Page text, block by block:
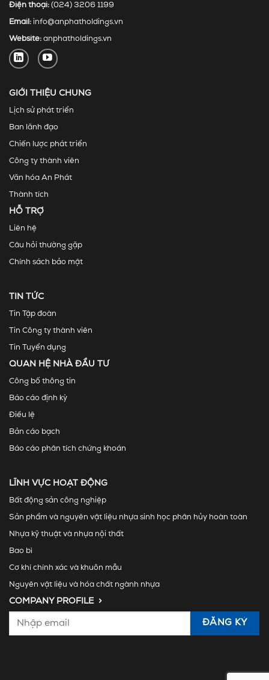
Điện thoại: (024) 3206 1199
Email: info@anphatholdings.vn
Website: anphatholdings.vn
GIỚI THIỆU CHUNG
Lịch sử phát triển
Ban lãnh đạo
Chiến lược phát triển
Công ty thành viên
Văn hóa An Phát
Thành tích
HỖ TRỢ
Liên hệ
Câu hỏi thường gặp
Chính sách bảo mật
TIN TỨC
Tin Tập đoàn
Tin Công ty thành viên
Tin Tuyển dụng
QUAN HỆ NHÀ ĐẦU TƯ
Công bố thông tin
Báo cáo định kỳ
Điều lệ
Bản cáo bạch
Báo cáo phân tích chứng khoán
LĨNH VỰC HOẠT ĐỘNG
Bất động sản công nghiệp
Sản phẩm và nguyên vật liệu nhựa sinh học phân hủy hoàn toàn
Nhựa kỹ thuật và nhựa nội thất
Bao bì
Cơ khí chính xác và khuôn mẫu
Nguyên vật liệu và hóa chất ngành nhựa
COMPANY PROFILE >